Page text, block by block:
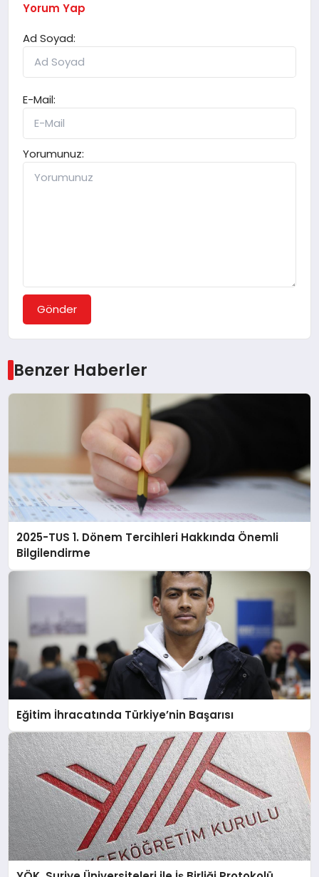
Yorum Yap
Ad Soyad:
E-Mail:
Yorumunuz:
Gönder
Benzer Haberler
2025-TUS 1. Dönem Tercihleri Hakkında Önemli
Bilgilendirme
Eğitim İhracatında Türkiye’nin Başarısı